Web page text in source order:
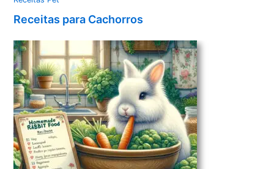
Receitas para Cachorros